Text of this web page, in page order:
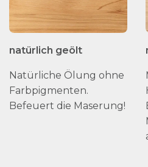
natürlich geölt
Natürliche Ölung ohne
Farbpigmenten.
Befeuert die Maserung!